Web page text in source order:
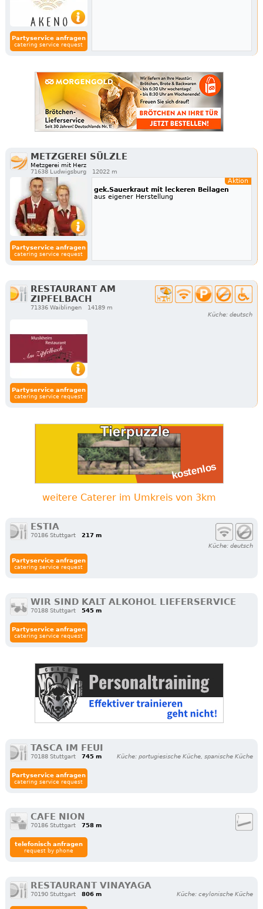
Partyservice anfragen
catering service request
METZGEREI SÜLZLE
Metzgerei mit Herz
71638 Ludwigsburg
12022 m
Partyservice anfragen
catering service request
Aktion
gek.Sauerkraut mit leckeren Beilagen
aus eigener Herstellung
RESTAURANT AM
ZIPFELBACH
71336 Waiblingen
14189 m
Küche: deutsch
Partyservice anfragen
catering service request
weitere Caterer im Umkreis von 3km
ESTIA
70186 Stuttgart
217 m
Küche: deutsch
Partyservice anfragen
catering service request
WIR SIND KALT ALKOHOL LIEFERSERVICE
70188 Stuttgart 545 m
Partyservice anfragen
catering service request
TASCA IM FEUI
70188 Stuttgart 745 m Küche: portugiesische Küche, spanische Küche
Partyservice anfragen
catering service request
CAFE NION
70186 Stuttgart 758 m
telefonisch anfragen
request by phone
RESTAURANT VINAYAGA
70190 Stuttgart 806 m Küche: ceylonische Küche